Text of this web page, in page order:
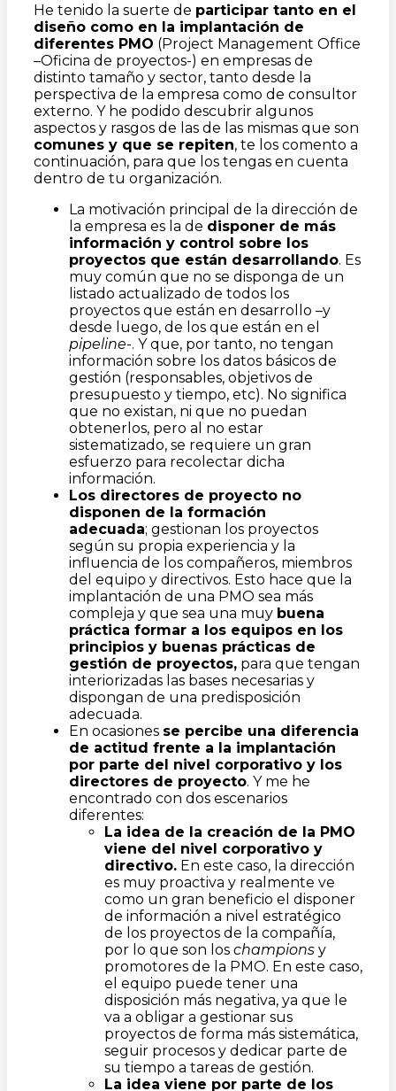
He tenido la suerte de participar tanto en el
diseño como en la implantación de
diferentes PMO (Project Management Office
–Oficina de proyectos-) en empresas de
distinto tamaño y sector, tanto desde la
perspectiva de la empresa como de consultor
externo. Y he podido descubrir algunos
aspectos y rasgos de las de las mismas que son
comunes y que se repiten, te los comento a
continuación, para que los tengas en cuenta
dentro de tu organización.
La motivación principal de la dirección de
la empresa es la de disponer de más
información y control sobre los
proyectos que están desarrollando. Es
muy común que no se disponga de un
listado actualizado de todos los
proyectos que están en desarrollo –y
desde luego, de los que están en el
pipeline-. Y que, por tanto, no tengan
información sobre los datos básicos de
gestión (responsables, objetivos de
presupuesto y tiempo, etc). No significa
que no existan, ni que no puedan
obtenerlos, pero al no estar
sistematizado, se requiere un gran
esfuerzo para recolectar dicha
información.
Los directores de proyecto no
disponen de la formación
adecuada; gestionan los proyectos
según su propia experiencia y la
influencia de los compañeros, miembros
del equipo y directivos. Esto hace que la
implantación de una PMO sea más
compleja y que sea una muy buena
práctica formar a los equipos en los
principios y buenas prácticas de
gestión de proyectos, para que tengan
interiorizadas las bases necesarias y
dispongan de una predisposición
adecuada.
En ocasiones se percibe una diferencia
de actitud frente a la implantación
por parte del nivel corporativo y los
directores de proyecto. Y me he
encontrado con dos escenarios
diferentes:
La idea de la creación de la PMO
viene del nivel corporativo y
directivo. En este caso, la dirección
es muy proactiva y realmente ve
como un gran beneficio el disponer
de información a nivel estratégico
de los proyectos de la compañía,
por lo que son los champions y
promotores de la PMO. En este caso,
el equipo puede tener una
disposición más negativa, ya que le
va a obligar a gestionar sus
proyectos de forma más sistemática,
seguir procesos y dedicar parte de
su tiempo a tareas de gestión.
La idea viene por parte de los